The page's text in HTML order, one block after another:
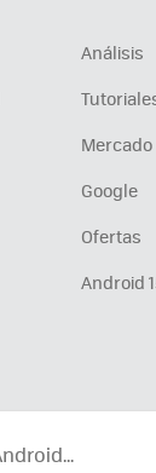
Análisis
Mercado
Google
Ofertas
Android